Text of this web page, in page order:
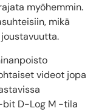
myöhemmin.
mikä
videot jopa
bit D-Log M -tila